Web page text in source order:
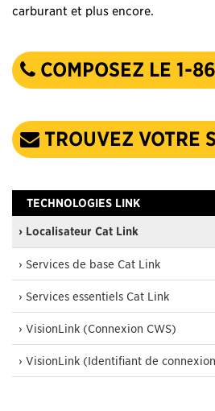
carburant et plus encore.
COMPOSEZ LE 1-
TROUVEZ VOTRE
TECHNOLOGIES LINK
› Localisateur Cat Link
› Services de base Cat Link
› Services essentiels Cat Link
› VisionLink (Connexion CWS)
› VisionLink (Identifiant de